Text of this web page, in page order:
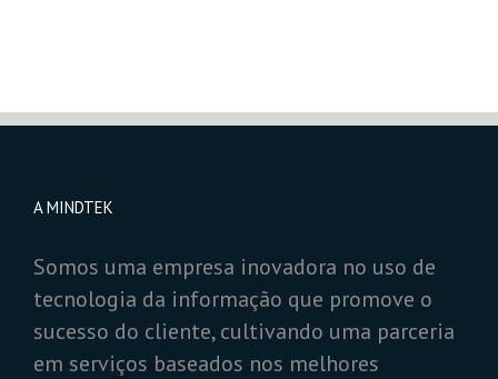
A MINDTEK
Somos uma empresa inovadora no uso de
tecnologia da informação que promove o
sucesso do cliente, cultivando uma parceria
em serviços baseados nos melhores